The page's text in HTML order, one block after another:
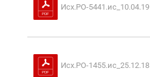
Исх.РО-5441.ис_10.04.19
Исх.РО-1455.ис_25.12.18